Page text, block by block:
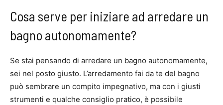
Cosa serve per iniziare ad arredare un
bagno autonomamente?
Se stai pensando di arredare un bagno autonomamente,
sei nel posto giusto. L’arredamento fai da te del bagno
può sembrare un compito impegnativo, ma con i giusti
strumenti e qualche consiglio pratico, è possibile